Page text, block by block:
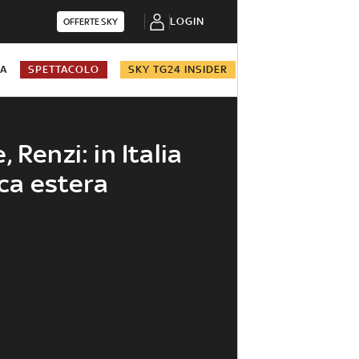
OFFERTE SKY LOGIN
SPETTACOLO SKY TG24 INSIDER
Renzi: in Italia
estera